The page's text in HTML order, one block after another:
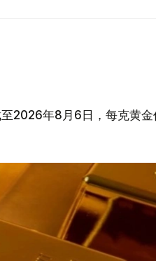
2026年8月6日，每克黄金